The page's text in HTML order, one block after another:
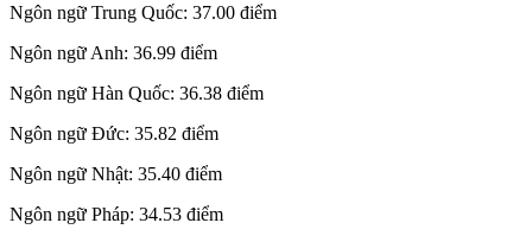
Ngôn ngữ Trung Quốc: 37.00 điểm
Ngôn ngữ Anh: 36.99 điểm
Ngôn ngữ Hàn Quốc: 36.38 điểm
Ngôn ngữ Đức: 35.82 điểm
Ngôn ngữ Nhật: 35.40 điểm
Ngôn ngữ Pháp: 34.53 điểm